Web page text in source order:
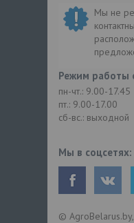
Мы не
Режим работы
пн-чт.: 9.00-17.45
пт.: 9.00-17.00
сб-вс.: выходной
Мы в соцсетях:
©